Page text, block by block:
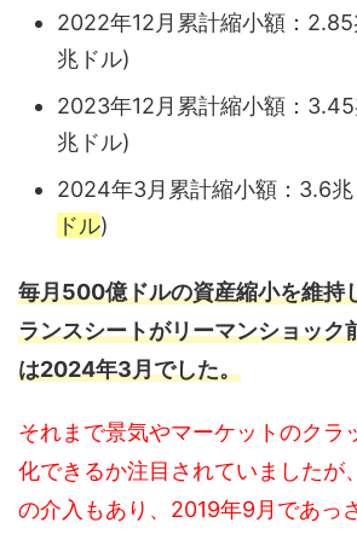
2022年12月累計縮小額：
兆ドル)
2023年12月累計縮小額：
兆ドル)
2024年3月累計縮小額：3.6
ドル)
毎月500億ドルの資産縮小を維持
ランスシートがリーマンショック
は2024年3月でした。
それまで景気やマーケットのクラ
化できるか注目されていましたが
の介入もあり、2019年9月であっ